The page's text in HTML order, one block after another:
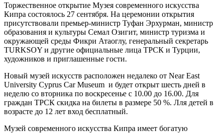
Торжественное открытие Музея современного искусства
Кипра состоялось 27 сентября. На церемонии открытия
присутствовали премьер-министр Туфан Эрхурман, министр
образования и культуры Семал Озигит, министр туризма и
окружающей среды Фикри Атаоглу, генеральный секретарь
TURKSOY и другие официальные лица ТРСК и Турции,
художников и приглашенные гости.
Новый музей искусств расположен недалеко от Near East
University Cyprus Car Museum и будет открыт шесть дней в
неделю со вторника по воскресенье с 10.00 до 16.00. Для
граждан ТРСК скидка на билеты в размере 50 %. Лля детей в
возрасте до 12 лет вход бесплатный.
Музей современного искусства Кипра имеет богатую